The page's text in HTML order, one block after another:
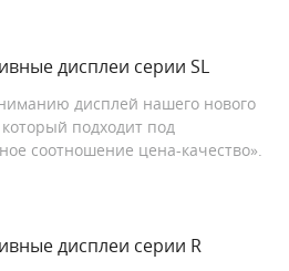
дисплеи серии SL
дисплей нашего нового
подходит под
соотношение цена-качество».
дисплеи серии R